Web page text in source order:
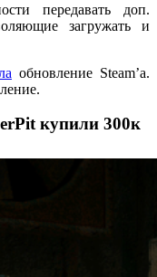
передавать доп.
загружать и
обновление Steam’а.
купили 300к